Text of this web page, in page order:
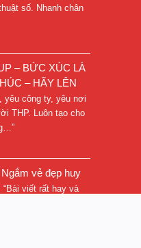
số. Nhanh chân
– BỨC XÚC LÀ
– HÃY LÊN
yêu công ty, yêu nơi
THP. Luôn tạo cho
”
Ngắm vẻ đẹp huy
“Bài viết rất hay và